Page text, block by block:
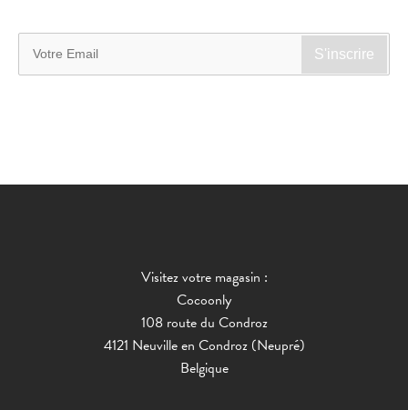
Visitez votre magasin :
Cocoonly
108 route du Condroz
4121 Neuville en Condroz (Neupré)
Belgique